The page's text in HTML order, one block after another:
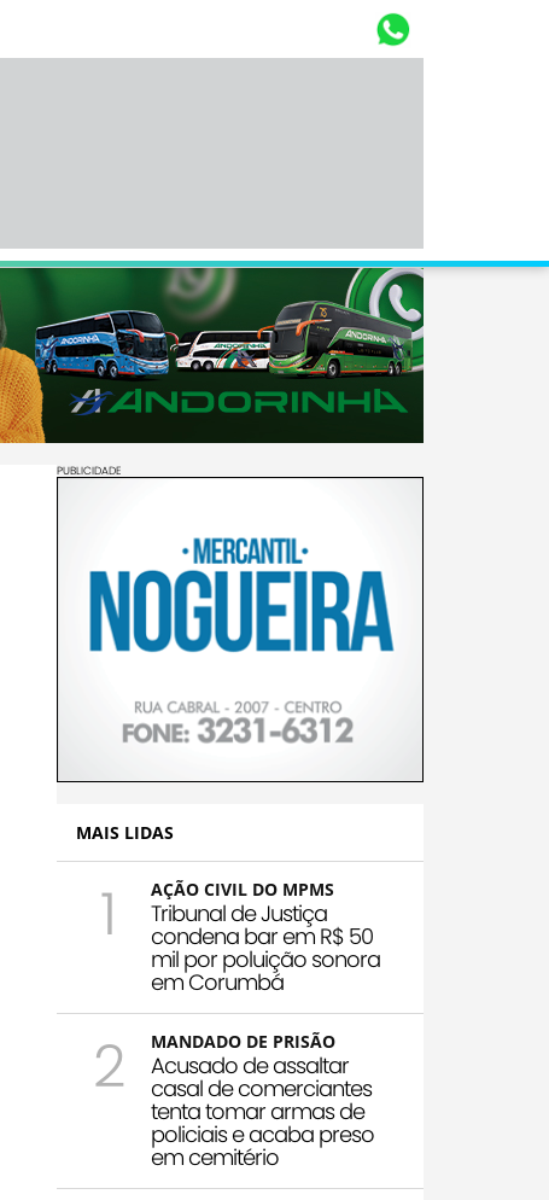
Diário Corumbaense
PUBLICIDADE
MAIS LIDAS
1 AÇÃO CIVIL DO MPMS
Tribunal de Justiça
condena bar em R$ 50
mil por poluição sonora
em Corumbá
2 MANDADO DE PRISÃO
Acusado de assaltar
casal de comerciantes
tenta tomar armas de
policiais e acaba preso
em cemitério